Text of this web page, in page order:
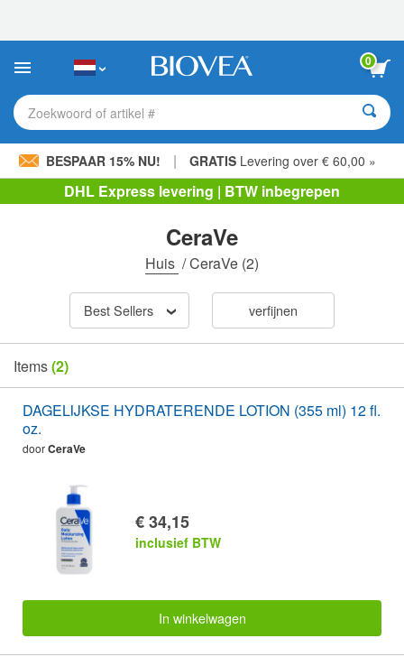
Deze
bevat
toegankelijkheidssysteem.
0
Zoekwoord of artikel #
BESPAAR 15% NU! | GRATIS Levering over € 60,00 »
DHL Express levering | BTW inbegrepen
CeraVe
Huis /CeraVe (2)
Best Sellers verfijnen
Items(2)
DAGELIJKSE HYDRATERENDE LOTION (355 ml) 12 fl.
oz.
doorCeraVe
€ 34,15
inclusief BTW
In winkelwagen